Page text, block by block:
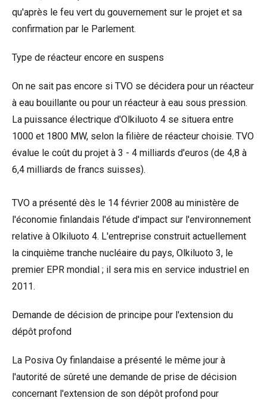
qu'après le feu vert du gouvernement sur le projet et sa
confirmation par le Parlement.
Type de réacteur encore en suspens
On ne sait pas encore si TVO se décidera pour un réacteur
à eau bouillante ou pour un réacteur à eau sous pression.
La puissance électrique d'Olkiluoto 4 se situera entre
1000 et 1800 MW, selon la filière de réacteur choisie. TVO
évalue le coût du projet à 3 - 4 milliards d'euros (de 4,8 à
6,4 milliards de francs suisses).
TVO a présenté dès le 14 février 2008 au ministère de
l'économie finlandais l'étude d'impact sur l'environnement
relative à Olkiluoto 4. L'entreprise construit actuellement
la cinquième tranche nucléaire du pays, Olkiluoto 3, le
premier EPR mondial ; il sera mis en service industriel en
2011.
Demande de décision de principe pour l'extension du
dépôt profond
La Posiva Oy finlandaise a présenté le même jour à
l'autorité de sûreté une demande de prise de décision
concernant l'extension de son dépôt profond pour